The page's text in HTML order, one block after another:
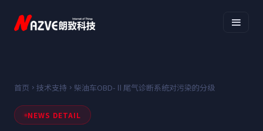
首页 技术支持 柴油车OBD-Ⅱ尾气诊断系统对污染的分级
NEWS DETAIL